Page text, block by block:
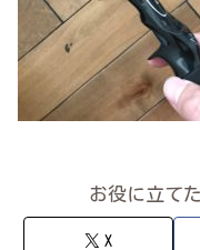
お役に立て
X